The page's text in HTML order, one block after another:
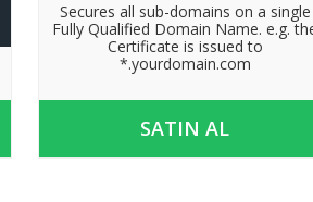
Secures all sub-domains on a single
Fully Qualified Domain Name. e.g.
Certificate is issued to
*.yourdomain.com
SATIN AL